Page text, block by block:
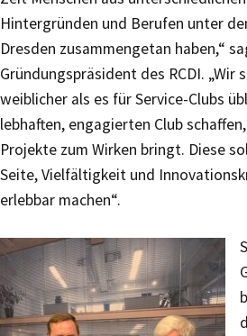
Hintergründen und Berufen unter
Dresden zusammengetan haben,“
Gründungspräsident des RCDI. „Wir
weiblicher als es für Service-Clubs
lebhaften, engagierten Club
Projekte zum Wirken bringt. Diese
Seite, Vielfältigkeit und
erlebbar machen“.